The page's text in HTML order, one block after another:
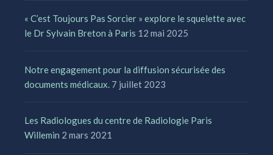
« C’est Toujours Pas Sorcier » explore le squelette avec
le Dr Sylvain Breton à Paris 12 mai 2025
Notre engagement pour la diffusion sécurisée des
documents médicaux. 7 juillet 2023
Les Radiologues du centre de Radiologie Paris
Willemin 2 mars 2021